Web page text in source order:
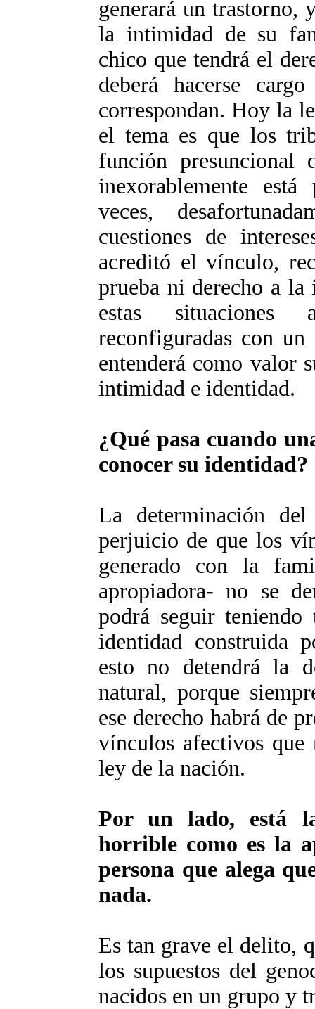
generará un trastorno,
la intimidad de su
chico que tendrá el
deberá hacerse
correspondan. Hoy la
el tema es que los
función
inexorablemente
veces,
cuestiones de
acreditó el vínculo,
prueba ni derecho a la
estas situaciones
reconfiguradas con
entenderá como valor
intimidad e identidad.
¿Qué pasa cuando
conocer su identidad?
La determinación
perjuicio de que los
generado con la
apropiadora- no se
podrá seguir
identidad construida
esto no detendrá la
natural, porque
ese derecho habrá de
vínculos afectivos que
ley de la nación.
Por un lado, está
horrible como es la
persona que alega
nada.
Es tan grave el delito,
los supuestos del
nacidos en un grupo y